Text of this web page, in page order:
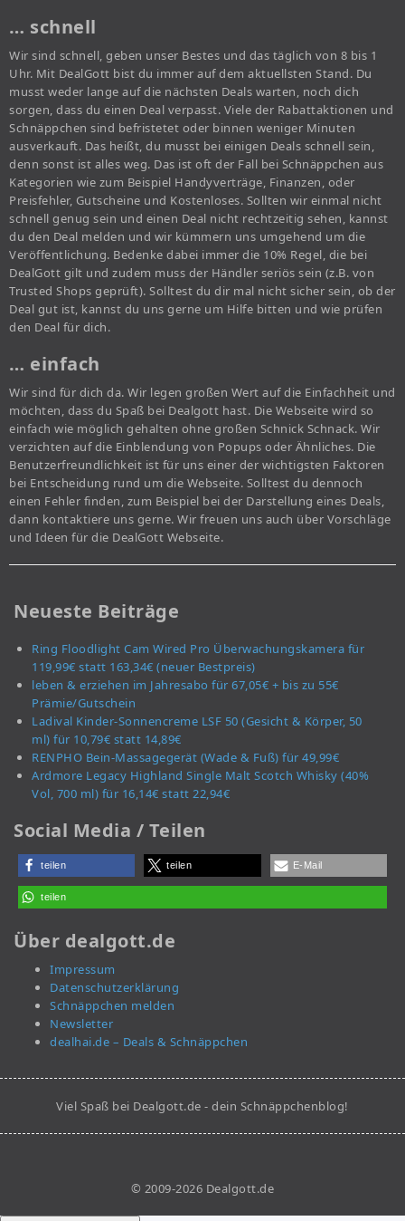
… schnell
Wir sind schnell, geben unser Bestes und das täglich von 8 bis 1
Uhr. Mit DealGott bist du immer auf dem aktuellsten Stand. Du
musst weder lange auf die nächsten Deals warten, noch dich
sorgen, dass du einen Deal verpasst. Viele der Rabattaktionen und
Schnäppchen sind befristetet oder binnen weniger Minuten
ausverkauft. Das heißt, du musst bei einigen Deals schnell sein,
denn sonst ist alles weg. Das ist oft der Fall bei Schnäppchen aus
Kategorien wie zum Beispiel Handyverträge, Finanzen, oder
Preisfehler, Gutscheine und Kostenloses. Sollten wir einmal nicht
schnell genug sein und einen Deal nicht rechtzeitig sehen, kannst
du den Deal melden und wir kümmern uns umgehend um die
Veröffentlichung. Bedenke dabei immer die 10% Regel, die bei
DealGott gilt und zudem muss der Händler seriös sein (z.B. von
Trusted Shops geprüft). Solltest du dir mal nicht sicher sein, ob der
Deal gut ist, kannst du uns gerne um Hilfe bitten und wie prüfen
den Deal für dich.
… einfach
Wir sind für dich da. Wir legen großen Wert auf die Einfachheit und
möchten, dass du Spaß bei Dealgott hast. Die Webseite wird so
einfach wie möglich gehalten ohne großen Schnick Schnack. Wir
verzichten auf die Einblendung von Popups oder Ähnliches. Die
Benutzerfreundlichkeit ist für uns einer der wichtigsten Faktoren
bei Entscheidung rund um die Webseite. Solltest du dennoch
einen Fehler finden, zum Beispiel bei der Darstellung eines Deals,
dann kontaktiere uns gerne. Wir freuen uns auch über Vorschläge
und Ideen für die DealGott Webseite.
Neueste Beiträge
Ring Floodlight Cam Wired Pro Überwachungskamera für
119,99€ statt 163,34€ (neuer Bestpreis)
leben & erziehen im Jahresabo für 67,05€ + bis zu 55€
Prämie/Gutschein
Ladival Kinder-Sonnencreme LSF 50 (Gesicht & Körper, 50
ml) für 10,79€ statt 14,89€
RENPHO Bein-Massagegerät (Wade & Fuß) für 49,99€
Ardmore Legacy Highland Single Malt Scotch Whisky (40%
Vol, 700 ml) für 16,14€ statt 22,94€
Social Media / Teilen
teilen teilen E-Mail
teilen
Über dealgott.de
Impressum
Datenschutzerklärung
Schnäppchen melden
Newsletter
dealhai.de – Deals & Schnäppchen
Viel Spaß bei Dealgott.de - dein Schnäppchenblog!
© 2009-2026 Dealgott.de